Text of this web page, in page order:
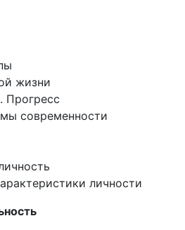
жизни
Прогресс
современности
личности